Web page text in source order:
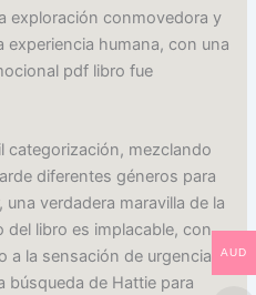
exploración conmovedora y
humana, con una
pdf libro fue
categorización, mezclando
diferentes géneros para
verdadera maravilla de la
del libro es implacable, con
a la sensación de urgencia y
búsqueda de Hattie para
AUD